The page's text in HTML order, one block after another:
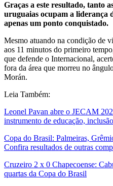
Graças a este resultado, tanto
uruguaias ocupam a liderança
apenas um ponto conquistado.
Mesmo atuando na condição de
aos 11 minutos do primeiro
que defende o Internacional,
fora da área que morreu no
Morán.
Leia Também:
Leonel Pavan abre o JECAM
instrumento de educação,
Copa do Brasil: Palmeiras,
Confira resultados de outras
Cruzeiro 2 x 0 Chapecoense:
quartas da Copa do Brasil